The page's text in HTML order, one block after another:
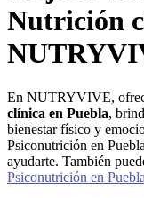
Nutrición
En NUTRYVIVE,
clínica en Puebla,
bienestar físico y
Psiconutrición en
ayudarte. También
Psiconutrición en Puebla